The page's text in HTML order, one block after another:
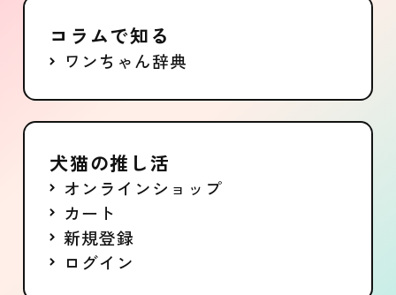
コラムで知る
ワンちゃん辞典
犬猫の推し活
オンラインショップ
カート
新規登録
ログイン